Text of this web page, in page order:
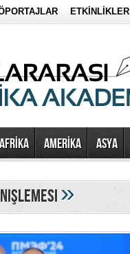
ETKİNLİKLER
AFRİKA AMERİKA ASYA
»